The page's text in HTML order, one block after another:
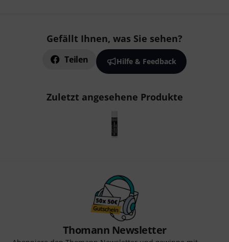
Gefällt Ihnen, was Sie sehen?
Teilen Hilfe & Feedback
Zuletzt angesehene Produkte
Thomann Newsletter